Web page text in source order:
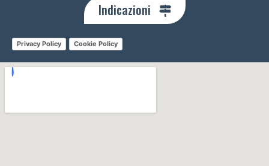
Indicazioni
Privacy Policy Cookie Policy